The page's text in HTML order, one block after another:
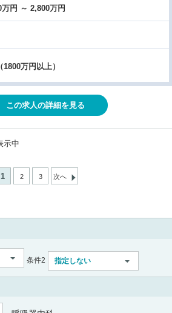
円 ～ 2,800万円
万円以上）
この求人の詳細を見る
示中
1 2 3 次へ
条件2 指定しない